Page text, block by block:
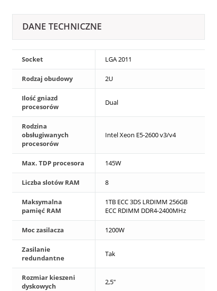
DANE TECHNICZNE
Socket LGA 2011
Rodzaj obudowy 2U
Ilość gniazd
procesorów
Dual
Rodzina
obsługiwanych
procesorów
Intel Xeon E5-2600 v3/v4
Max. TDP procesora 145W
Liczba slotów RAM 8
Maksymalna
pamięć RAM
1TB ECC 3DS LRDIMM 256GB
ECC RDIMM DDR4-2400MHz
Moc zasilacza 1200W
Zasilanie
redundantne
Tak
Rozmiar kieszeni
dyskowych
2,5"